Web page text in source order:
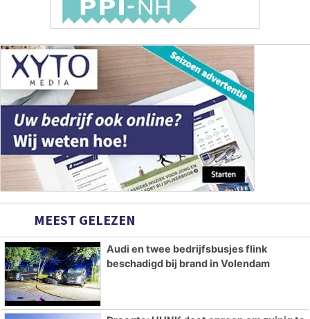
MEEST GELEZEN
Audi en twee bedrijfsbusjes flink
beschadigd bij brand in Volendam